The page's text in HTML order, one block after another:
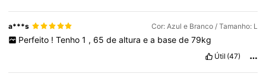
a***s Cor: Azul e Branco / Tamanho: L
Perfeito ! Tenho 1 , 65 de altura e a base de 79kg
Útil (47)